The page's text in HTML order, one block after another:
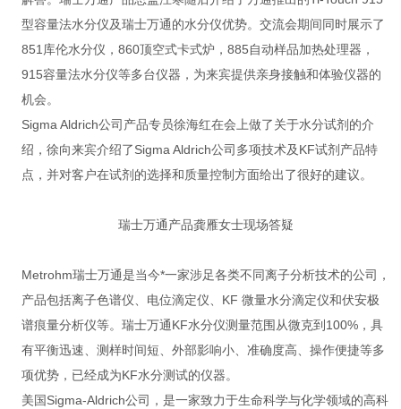
型容量法水分仪及瑞士万通的水分仪优势。交流会期间同时展示了
851库伦水分仪，860顶空式卡式炉，885自动样品加热处理器，
915容量法水分仪等多台仪器，为来宾提供亲身接触和体验仪器的
机会。
Sigma Aldrich公司产品专员徐海红在会上做了关于水分试剂的介
绍，徐向来宾介绍了Sigma Aldrich公司多项技术及KF试剂产品特
点，并对客户在试剂的选择和质量控制方面给出了很好的建议。
瑞士万通产品龚雁女士现场答疑
Metrohm瑞士万通是当今*一家涉足各类不同离子分析技术的公司，
产品包括离子色谱仪、电位滴定仪、KF 微量水分滴定仪和伏安极
谱痕量分析仪等。瑞士万通KF水分仪测量范围从微克到100%，具
有平衡迅速、测样时间短、外部影响小、准确度高、操作便捷等多
项优势，已经成为KF水分测试的仪器。
美国Sigma-Aldrich公司，是一家致力于生命科学与化学领域的高科